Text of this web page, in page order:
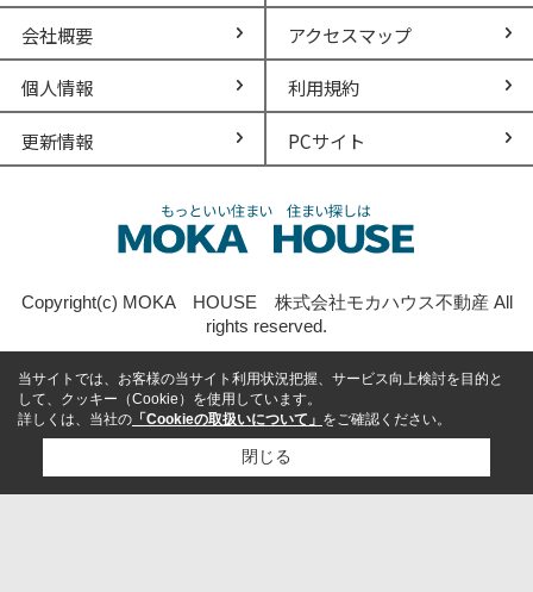
会社概要 アクセスマップ
個人情報 利用規約
更新情報 PCサイト
Copyright(c) MOKA HOUSE 株式会社モカハウス不動産 All
rights reserved.
当サイトでは、お客様の当サイト利用状況把握、サービス向上検討を目的と
して、クッキー（Cookie）を使用しています。
詳しくは、当社の 「Cookieの取扱いについて」 をご確認ください。
閉じる